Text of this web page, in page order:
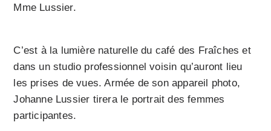
Mme Lussier.
C’est à la lumière naturelle du café des Fraîches et
dans un studio professionnel voisin qu’auront lieu
les prises de vues. Armée de son appareil photo,
Johanne Lussier tirera le portrait des femmes
participantes.